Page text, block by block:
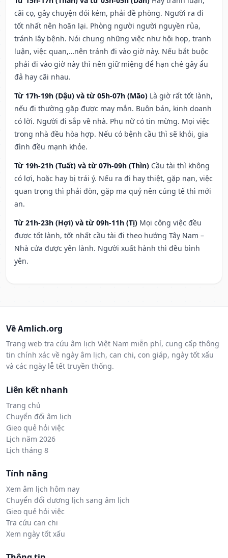
cãi cọ, gây chuyện đói kém, phải đề phòng. Người ra đi
tốt nhất nên hoãn lại. Phòng người người nguyền rủa,
tránh lây bệnh. Nói chung những việc như hội họp, tranh
luận, việc quan,…nên tránh đi vào giờ này. Nếu bắt buộc
phải đi vào giờ này thì nên giữ miệng để hạn ché gây ẩu
đả hay cãi nhau.
Từ 17h-19h (Dậu) và từ 05h-07h (Mão) Là giờ rất tốt lành,
nếu đi thường gặp được may mắn. Buôn bán, kinh doanh
có lời. Người đi sắp về nhà. Phụ nữ có tin mừng. Mọi việc
trong nhà đều hòa hợp. Nếu có bệnh cầu thì sẽ khỏi, gia
đình đều mạnh khỏe.
Từ 19h-21h (Tuất) và từ 07h-09h (Thìn) Cầu tài thì không
có lợi, hoặc hay bị trái ý. Nếu ra đi hay thiệt, gặp nạn, việc
quan trọng thì phải đòn, gặp ma quỷ nên cúng tế thì mới
an.
Từ 21h-23h (Hợi) và từ 09h-11h (Tị) Mọi công việc đều
được tốt lành, tốt nhất cầu tài đi theo hướng Tây Nam –
Nhà cửa được yên lành. Người xuất hành thì đều bình
yên.
Về Amlich.org
Trang web tra cứu âm lịch Việt Nam miễn phí, cung cấp thông
tin chính xác về ngày âm lịch, can chi, con giáp, ngày tốt xấu
và các ngày lễ tết truyền thống.
Liên kết nhanh
Trang chủ
Chuyển đổi âm lịch
Gieo quẻ hỏi việc
Lịch năm 2026
Lịch tháng 8
Tính năng
Xem âm lịch hôm nay
Chuyển đổi dương lịch sang âm lịch
Gieo quẻ hỏi việc
Tra cứu can chi
Xem ngày tốt xấu